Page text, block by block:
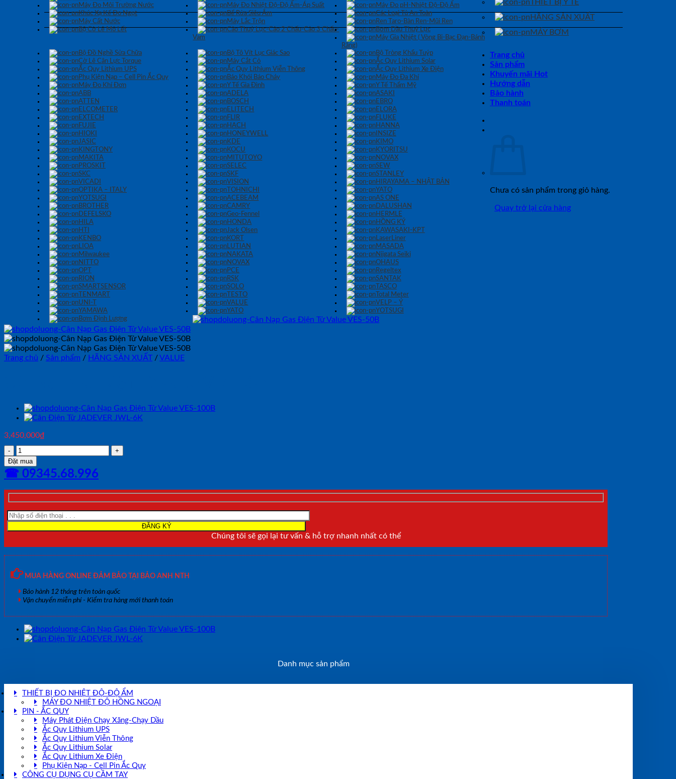
Máy Đo Môi Trường Nước
Máy Đo Nhiệt Độ-Độ Ẩm-Áp Suất
Máy Đo pH-Nhiệt Độ-Độ Ẩm
Khúc Xạ Kế Đo Ngọt
Bể Rửa Siêu Âm
Các Loại Tủ An Toàn
Máy Cất Nước
Máy Lắc Trộn
Ren Taro-Bàn Ren-Mũi Ren
Bộ Cờ Lê Mỏ Lết
Cảo Thuỷ Lực-Cảo 2 Chấu-Cảo 3 Chấu-
Vam
Bơm Dầu Thuỷ Lực
Máy Gia Nhiệt ( Vòng Bi-Bạc Đạn-Bánh
Răng)
Bộ Đồ Nghề Sửa Chữa
Bộ Tô Vít Lục Giác Sao
Bộ Tròng Khẩu Tuýp
Cờ Lê Cân Lực Torque
Máy Cắt Cỏ
Ắc Quy Lithium Solar
Ắc Quy Lithium UPS
Ắc Quy Lithium Viễn Thông
Ắc Quy Lithium Xe Điện
Phụ Kiện Nạp – Cell Pin Ắc Quy
Báo Khói Báo Cháy
Máy Đo Đa Khí
Máy Đo Khí Đơn
THIẾT BỊ Y TẾ
Y Tế Gia Đình Y Tế Thẩm Mỹ
HÃNG SẢN XUẤT
ABB ADELA
ASAKI
ATTEN
BOSCH
EBRO
ELCOMETER
ELITECH
ELORA
EXTECH
FLIR
FLUKE
FUJIE
HACH
HANNA
HIOKI
HONEYWELL
INSIZE
JASIC
KDE
KIMO
KINGTONY
KOCU
KYORITSU
MAKITA
MITUTOYO
NOVAX
PROSKIT
SELEC
SEW
SKC
SKF
STANLEY
VICADI
VISION
HIRAYAMA – NHẬT BẢN
OPTIKA – ITALY
TOHNICHI
YATO
YOTSUGI
ACEBEAM
AS ONE
BROTHER
CAMRY
DALUSHAN
DEFELSKO
Geo-Fennel
HERMLE
HILA
HONDA
HỒNG KÝ
HTI
Jack Olsen
KAWASAKI-KPT
KENBO
KORT
LaserLiner
LIOA
LUTIAN
MASADA
Milwaukee
NAKATA
Niigata Seiki
NITTO
NOVAX
OHAUS
OPT
PCE
Regeltex
RION
RSK
SANTAK
SMARTSENSOR
SOLO
TASCO
TENMART
TESTO
Total Meter
UNI-T
VALUE
VELP – Ý
YAMAWA
YATO YOTSUGI
MÁY BƠM
Bơm Định Lượng
Trang chủ
Sản phẩm
Khuyến mãi Hot
Hướng dẫn
Bảo hành
Thanh toán
Chưa có sản phẩm trong giỏ hàng.
Quay trở lại cửa hàng
Trang chủ / Sản phẩm / HÃNG SẢN XUẤT /VALUE
3,450,000₫
Cân
Nạp
Gas
Điện
50B
Đặt mua
☎ 09345.68.996
Chúng tôi sẽ gọi lại tư vấn & hỗ trợ nhanh nhất có thể
MUA HÀNG ONLINE ĐẢM BẢO TẠI BẢO ANH NTH
Bảo hành 12 tháng trên toàn quốc
Vận chuyển miễn phí - Kiểm tra hàng mới thanh toán
Danh mục sản phẩm
THIẾT BỊ ĐO NHIỆT ĐỘ-ĐỘ ẨM
MÁY ĐO NHIỆT ĐỘ HỒNG NGOẠI
PIN - ẮC QUY
Máy Phát Điện Chạy Xăng-Chạy Dầu
Ắc Quy Lithium UPS
Ắc Quy Lithium Viễn Thông
Ắc Quy Lithium Solar
Ắc Quy Lithium Xe Điện
Phụ Kiện Nạp - Cell Pin Ắc Quy
CÔNG CỤ DỤNG CỤ CẦM TAY